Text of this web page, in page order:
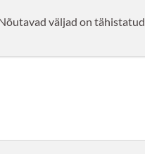
väljad on tähistatud